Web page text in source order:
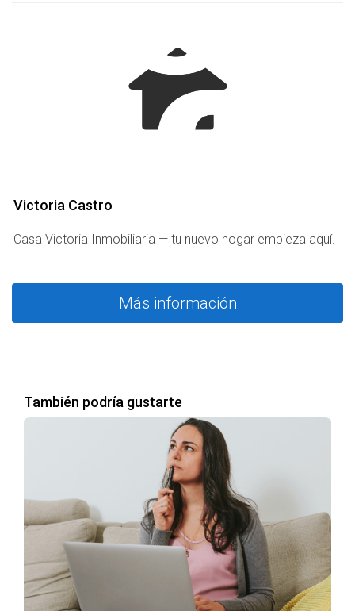
Victoria Castro
Casa Victoria Inmobiliaria — tu nuevo hogar empieza aquí.
Más información
También podría gustarte